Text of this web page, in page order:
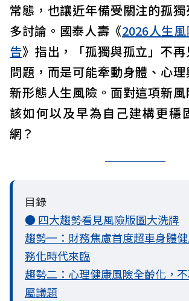
常態，也讓近年備受關注的孤
多討論。國泰人壽《2026人生
告》指出，「孤獨與孤立」不
問題，而是可能牽動身體、心
新形態人生風險。面對這項新
該如何以及早為自己建構更穩
網？
目錄
● 四大趨勢看見風險版圖大洗牌
趨勢一：財務焦慮首度超車身體
務化時代來臨
趨勢二：心理健康風險全齡化，
屬議題